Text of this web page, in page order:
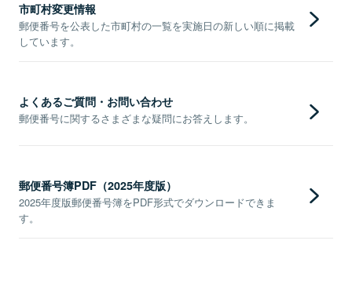
市町村変更情報
郵便番号を公表した市町村の一覧を実施日の新しい順に掲載
しています。
よくあるご質問・お問い合わせ
郵便番号に関するさまざまな疑問にお答えします。
郵便番号簿PDF（2025年度版）
2025年度版郵便番号簿をPDF形式でダウンロードできま
す。